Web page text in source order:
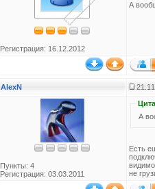
Регистрация: 16.12.2012
А
AlexN
Пункты: 4
Регистрация: 03.03.2011
А
Есть
не